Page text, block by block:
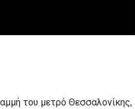
του μετρό Θεσσαλονίκης,